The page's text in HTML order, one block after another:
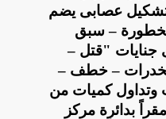
تشكيل عصابى يضم
– سبق
جنايات "قتل –
– خطف –
وتداول كميات من
بدائرة مركز